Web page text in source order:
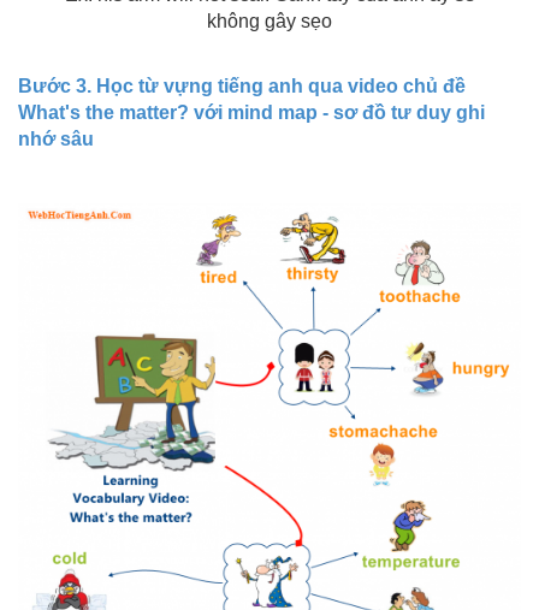
không gây sẹo
Bước 3. Học từ vựng tiếng anh qua video chủ đề
What's the matter? với mind map - sơ đồ tư duy ghi
nhớ sâu